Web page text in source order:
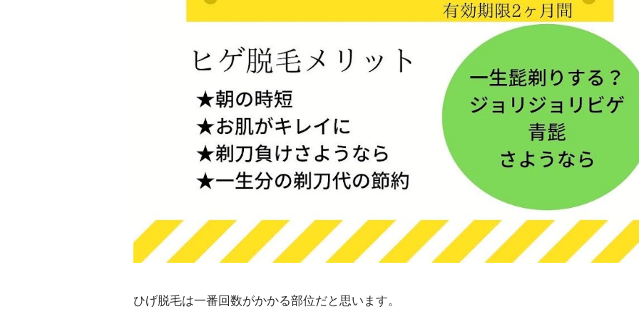
ひげ脱毛は一番回数がかかる部位だと思います。